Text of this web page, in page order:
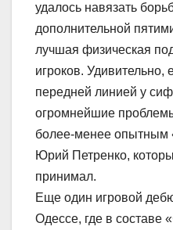
удалось навязать
дополнительной
лучшая физическая
игроков. Удивительно,
передней линией у
огромнейшие
более-менее опытным
Юрий Петренко,
принимал.
Еще один игровой
Одессе, где в составе